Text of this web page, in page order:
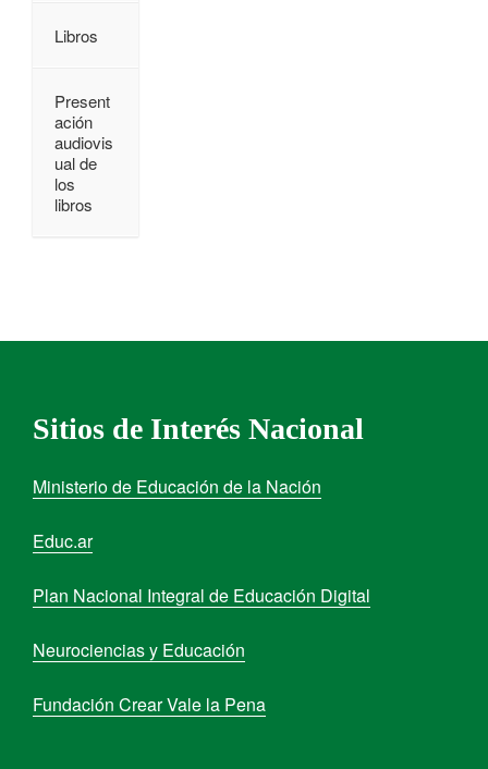
Libros
Present
ación
audiovis
ual de
los
libros
Sitios de Interés Nacional
Ministerio de Educación de la Nación
Educ.ar
Plan Nacional Integral de Educación Digital
Neurociencias y Educación
Fundación Crear Vale la Pena